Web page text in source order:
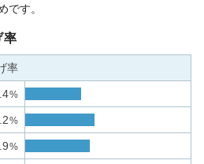
です。
率
率
%
%
%